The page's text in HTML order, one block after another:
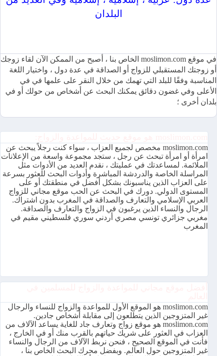
البلدان
في موقع moslimon.com الخاص بنا ، أصبح من الممكن الآن لقاء زوجك
أو زوجتك المستقبلي للزواج أو الصداقة في عدة دول ، واختيار اللغة
المناسبة وفقًا للبلد التي تهمك من خلال النقر على علمها في في
الأعلى وفي غضون دقائق يمكنك البحث عن أشخاص من حولك أو في
بلدان أخرى ؛
moslimon.com مخصص لجميع العزاب ، سواء كنت رجلاً يبحث عن
امرأة أو امرأة تبحث عن رجل ، ستجد مجموعة واسعة من الإعلانات
الملائمة. لمساعدتك في عمليتك ، نقدم العديد من الأدوات مثل
المراسلة الخاصة والدردشة المباشرة وأدوات البحث للعثور بسرعة
على العزاب الذين يناسبونك بشكل أفضل في منطقتك أو على
المستوى الدولي. دورك في البحث عن الحب موقع مجاني للزواج
العربي الإسلامي والتعارف والصداقة في المغرب بدون اشتراك.
الرجال والنساء الذين يرغبون في الزواج والتعارف والصداقة.
مغربي جزائري تونسي مصري أردني سوري فلسطيني مقيم في
المغرب
moslimon.com هو الموقع الأول للمواعدة والزواج للنساء والرجال
غير المتزوجين الذين يتطلعون إلى مقابلة أشخاص جادين.
moslimon.com هو موقع زواج وتعارف جاد للغاية يساعد الآلاف من
العزاب في العثور على شريك حياتهم بالقرب منك أو في الخارج ،
فأنت في الموقع الصحيح ، فنحن نربط الآلاف من الرجال والنساء
غير المتزوجين حول العالم. وبفضل محرك البحث الخاص بنا ،